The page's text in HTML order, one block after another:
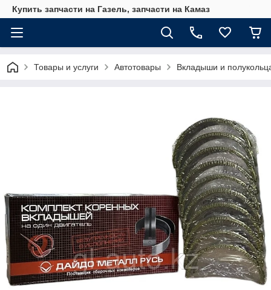
Купить запчасти на Газель, запчасти на Камаз
Товары и услуги Автотовары Вкладыши и